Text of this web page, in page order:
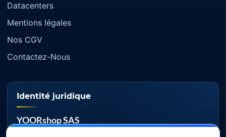
Datacenters
Mentions légales
Nos CGV
Contactez-Nous
Identité juridique
YOORshop SAS